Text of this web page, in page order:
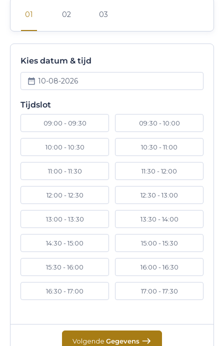
Kies datum & tijd
10-08-2026
Tijdslot
09:00 - 09:30 09:30 - 10:00
10:00 - 10:30 10:30 - 11:00
11:00 - 11:30 11:30 - 12:00
12:00 - 12:30 12:30 - 13:00
13:00 - 13:30 13:30 - 14:00
14:30 - 15:00 15:00 - 15:30
15:30 - 16:00 16:00 - 16:30
16:30 - 17:00 17:00 - 17:30
Volgende Gegevens